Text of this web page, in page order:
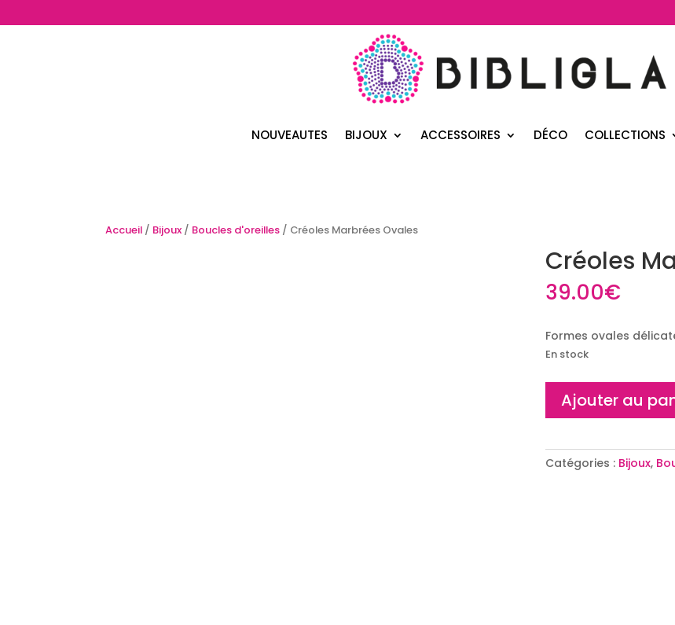
NOUVEAUTES BIJOUX ACCESSOIRES DÉCO COLLECTIONS
Accueil / Bijoux / Boucles d'oreilles / Créoles Marbrées Ovales
Créoles
39.00€
Formes ovales
En stock
quantité
Ovales
Ajouter au
Catégories : Bijoux,